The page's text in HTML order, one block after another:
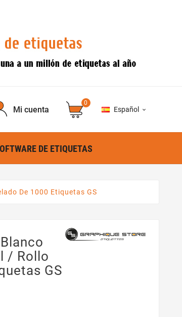
Mi cuenta
0
Español 
DE ETIQUETAS
De 1000 Etiquetas GS
/ Rollo
GS